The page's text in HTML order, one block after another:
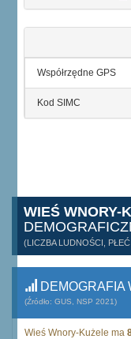
Współrzędne GPS
Kod SIMC
WIEŚ WNORY-
(LICZBA LUDNOŚCI,
DEMOGRAFIA
(Źródło: GUS, NSP 2021)
Wieś Wnory-Kużele ma